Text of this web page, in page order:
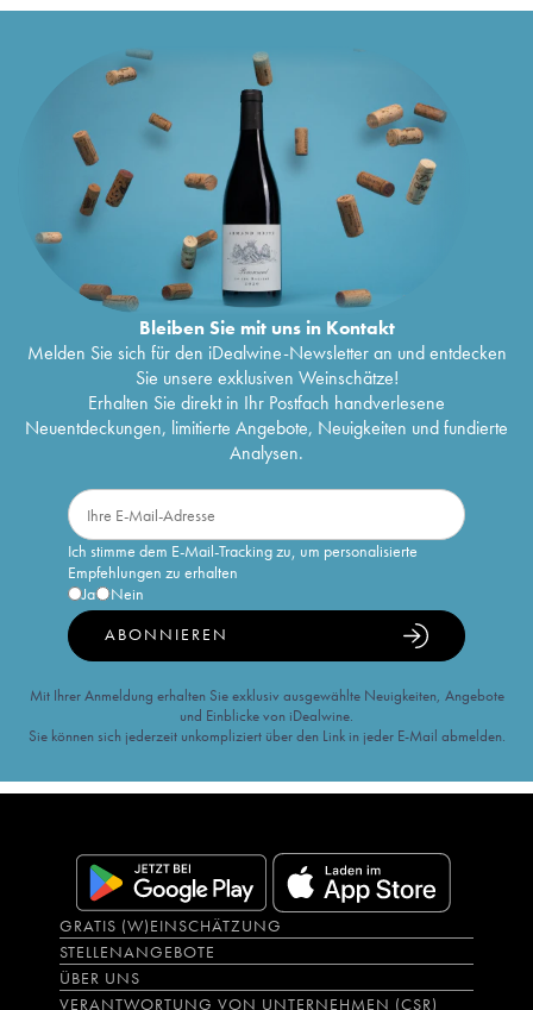
Bleiben Sie mit uns in Kontakt
Melden Sie sich für den iDealwine-Newsletter an und entdecken
Sie unsere exklusiven Weinschätze!
Erhalten Sie direkt in Ihr Postfach handverlesene
Neuentdeckungen, limitierte Angebote, Neuigkeiten und fundierte
Analysen.
Ich stimme dem E-Mail-Tracking zu, um personalisierte
Empfehlungen zu erhalten
Ja
Nein
ABONNIEREN
Mit Ihrer Anmeldung erhalten Sie exklusiv ausgewählte Neuigkeiten, Angebote
und Einblicke von iDealwine.
Sie können sich jederzeit unkompliziert über den Link in jeder E-Mail abmelden.
GRATIS (W)EINSCHÄTZUNG
STELLENANGEBOTE
ÜBER UNS
VERANTWORTUNG VON UNTERNEHMEN (CSR)